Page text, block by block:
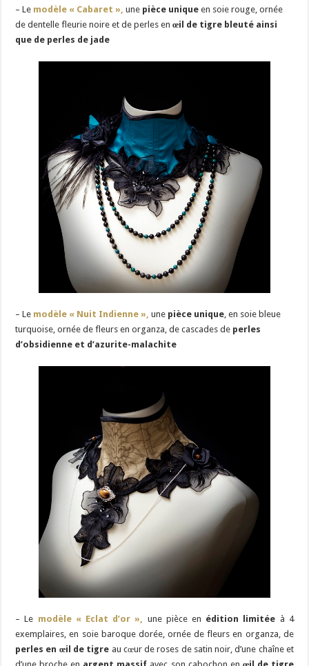
– Le modèle « Cabaret », une pièce unique en soie rouge, ornée
de dentelle fleurie noire et de perles enœil de tigre bleuté ainsi
que de perles de jade
– Le modèle « Nuit Indienne », une pièce unique, en soie bleue
turquoise, ornée de fleurs en organza, de cascades de perles
d’obsidienne et d’azurite-malachite
– Le modèle « Eclat d’or », une pièce en édition limitée à 4
exemplaires, en soie baroque dorée, ornée de fleurs en organza, de
perles en œil de tigre au cœur de roses de satin noir, d’une chaîne et